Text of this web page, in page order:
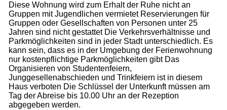
Diese Wohnung wird zum Erhalt der Ruhe nicht an
Gruppen mit Jugendlichen vermietet Reservierungen für
Gruppen oder Gesellschaften von Personen unter 25
Jahren sind nicht gestattet Die Verkehrsverhältnisse und
Parkmöglichkeiten sind in jeder Stadt unterschiedlich. Es
kann sein, dass es in der Umgebung der Ferienwohnung
nur kostenpflichtige Parkmöglichkeiten gibt Das
Organisieren von Studentenfeiern,
Junggesellenabschieden und Trinkfeiern ist in diesem
Haus verboten Die Schlüssel der Unterkunft müssen am
Tag der Abreise bis 10.00 Uhr an der Rezeption
abgegeben werden.